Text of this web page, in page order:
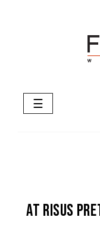
Basculer
la
☰
At risus